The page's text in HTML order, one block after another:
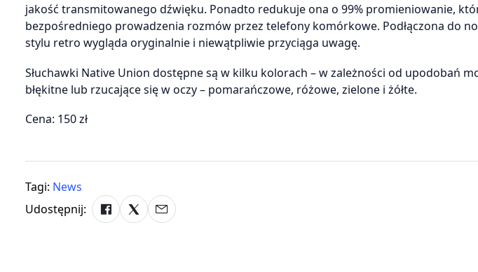
jakość transmitowanego dźwięku. Ponadto redukuje ona o 99% promieniowanie,
bezpośredniego prowadzenia rozmów przez telefony komórkowe. Podłączona do
stylu retro wygląda oryginalnie i niewątpliwie przyciąga uwagę.
Słuchawki Native Union dostępne są w kilku kolorach – w zależności od upodobań
błękitne lub rzucające się w oczy – pomarańczowe, różowe, zielone i żółte.
Cena: 150 zł
Tagi: News
Udostępnij: